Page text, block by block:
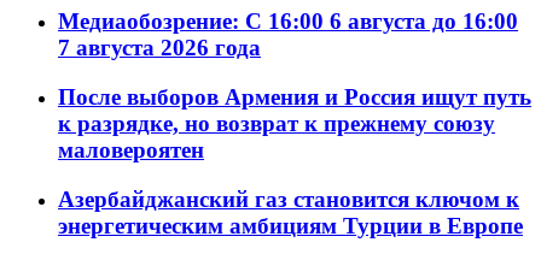
Медиаобозрение: С 16:00 6 августа до 16:00
7 августа 2026 года
После выборов Армения и Россия ищут путь
к разрядке, но возврат к прежнему союзу
маловероятен
Азербайджанский газ становится ключом к
энергетическим амбициям Турции в Европе